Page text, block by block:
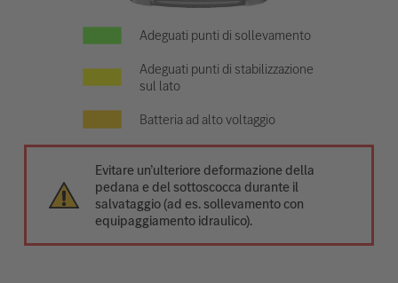
Adeguati punti di sollevamento
Adeguati punti di stabilizzazione
sul lato
Batteria ad alto voltaggio
Evitare un’ulteriore deformazione della
pedana e del sottoscocca durante il
salvataggio (ad es. sollevamento con
equipaggiamento idraulico).